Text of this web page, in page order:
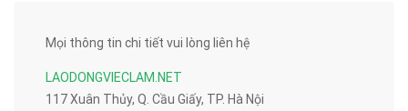
Mọi thông tin chi tiết vui lòng liên hệ
LAODONGVIECLAM.NET
117 Xuân Thủy, Q. Cầu Giấy, TP. Hà Nội